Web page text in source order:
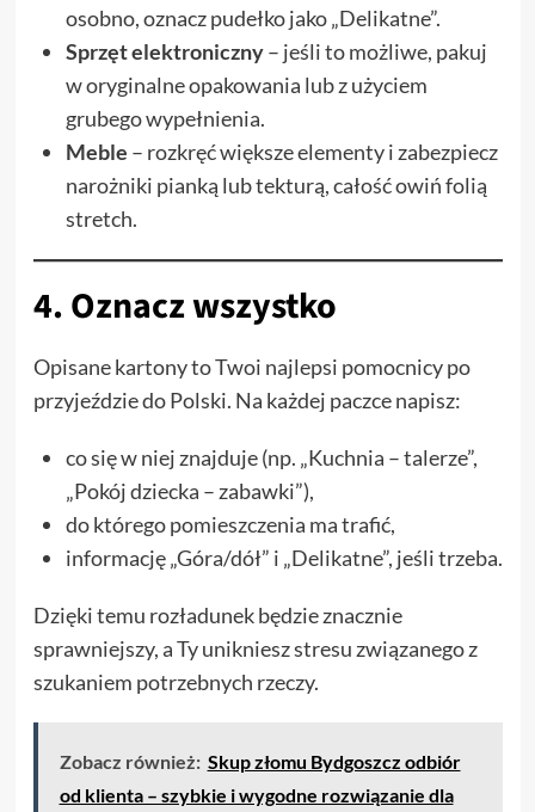
osobno, oznacz pudełko jako „Delikatne”.
Sprzęt elektroniczny– jeśli to możliwe, pakuj
w oryginalne opakowania lub z użyciem
grubego wypełnienia.
Meble – rozkręć większe elementy i zabezpiecz
narożniki pianką lub tekturą, całość owiń folią
stretch.
4. Oznacz wszystko
Opisane kartony to Twoi najlepsi pomocnicy po
przyjeździe do Polski. Na każdej paczce napisz:
co się w niej znajduje (np. „Kuchnia – talerze”,
„Pokój dziecka – zabawki”),
do którego pomieszczenia ma trafić,
informację „Góra/dół” i „Delikatne”, jeśli trzeba.
Dzięki temu rozładunek będzie znacznie
sprawniejszy, a Ty unikniesz stresu związanego z
szukaniem potrzebnych rzeczy.
Zobacz również: Skup złomu Bydgoszcz odbiór
od klienta – szybkie i wygodne rozwiązanie dla